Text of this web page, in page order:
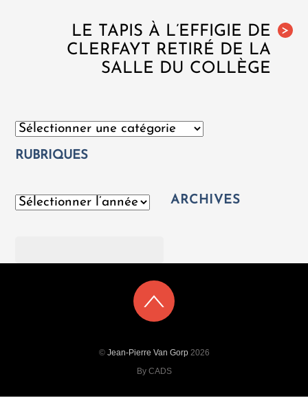
>
LE TAPIS À L’EFFIGIE DE
CLERFAYT RETIRÉ DE LA
SALLE DU COLLÈGE
Catégories
RUBRIQUES
Archives ARCHIVES
© Jean-Pierre Van Gorp2026
By CADS